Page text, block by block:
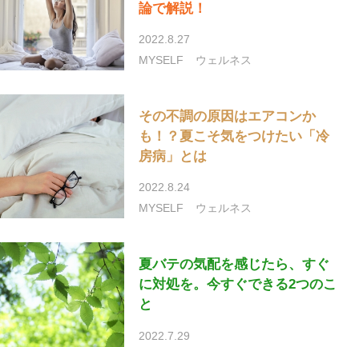
論で解説！
2022.8.27
MYSELF
ウェルネス
その不調の原因はエアコンか
も！？夏こそ気をつけたい「冷
房病」とは
2022.8.24
MYSELF
ウェルネス
夏バテの気配を感じたら、すぐ
に対処を。今すぐできる2つのこ
と
2022.7.29